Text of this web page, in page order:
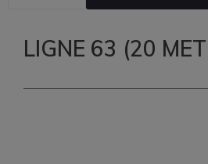
LIGNE 63 (20